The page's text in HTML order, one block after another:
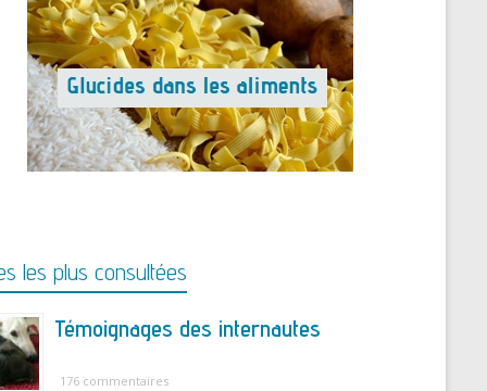
les plus consultées
Témoignages des internautes
176 commentaires